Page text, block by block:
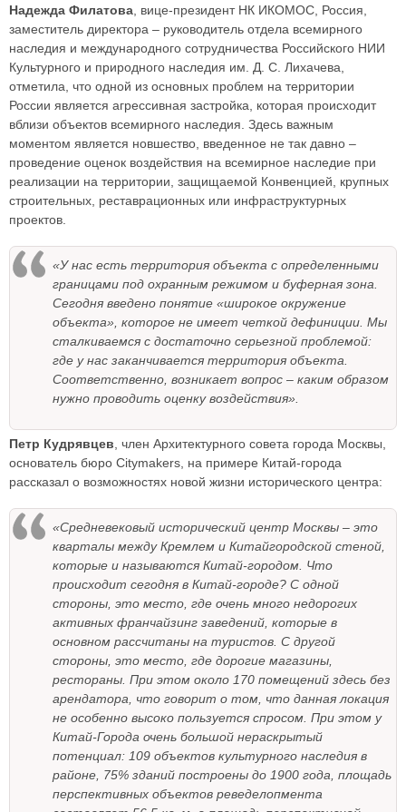
Надежда Филатова , вице-президент НК ИКОМОС, Россия,
заместитель директора – руководитель отдела всемирного
наследия и международного сотрудничества Российского НИИ
Культурного и природного наследия им. Д. С. Лихачева,
отметила, что одной из основных проблем на территории
России является агрессивная застройка, которая происходит
вблизи объектов всемирного наследия. Здесь важным
моментом является новшество, введенное не так давно –
проведение оценок воздействия на всемирное наследие при
реализации на территории, защищаемой Конвенцией, крупных
строительных, реставрационных или инфраструктурных
проектов.
«У нас есть территория объекта с определенными
границами под охранным режимом и буферная зона.
Сегодня введено понятие «широкое окружение
объекта», которое не имеет четкой дефиниции. Мы
сталкиваемся с достаточно серьезной проблемой:
где у нас заканчивается территория объекта.
Соответственно, возникает вопрос – каким образом
нужно проводить оценку воздействия».
Петр Кудрявцев , член Архитектурного совета города Москвы,
основатель бюро Citymakers, на примере Китай-города
рассказал о возможностях новой жизни исторического центра:
«Средневековый исторический центр Москвы – это
кварталы между Кремлем и Китайгородской стеной,
которые и называются Китай-городом. Что
происходит сегодня в Китай-городе? С одной
стороны, это место, где очень много недорогих
активных франчайзинг заведений, которые в
основном рассчитаны на туристов. С другой
стороны, это место, где дорогие магазины,
рестораны. При этом около 170 помещений здесь без
арендатора, что говорит о том, что данная локация
не особенно высоко пользуется спросом. При этом у
Китай-Города очень большой нераскрытый
потенциал: 109 объектов культурного наследия в
районе, 75% зданий построены до 1900 года, площадь
перспективных объектов реведелопмента